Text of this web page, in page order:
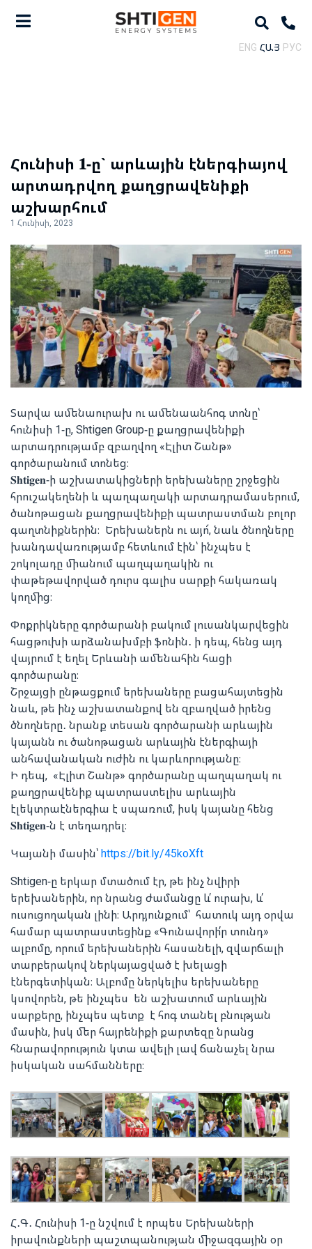
ENG ՀԱՅ РУС
Հունիսի 𝟏-ը` արևային էներգիայով
արտադրվող քաղցրավենիքի
աշխարհում
1 Հունիսի, 2023
Տարվա ամենաուրախ ու ամենաանհոգ տոնը՝
հունիսի 1-ը, Shtigen Group-ը քաղցրավենիքի
արտադրությամբ զբաղվող «Էլիտ Շանթ»
գործարանում տոնեց։
𝐒𝐡𝐭𝐢𝐠𝐞𝐧-ի աշխատակիցների երեխաները շրջեցին
հրուշակեղենի և պաղպաղակի արտադրամասերում,
ծանոթացան քաղցրավենիքի պատրաստման բոլոր
գաղտնիքներին։ Երեխաներն ու այո՜, նաև ծնողները
խանդավառությամբ հետևում էին՝ ինչպես է
շոկոլադը միանում պաղպաղակին ու
փաթեթավորված դուրս գալիս սարքի հակառակ
կողմից։
Փոքրիկները գործարանի բակում լուսանկարվեցին
հացթուխի արձանախմբի ֆոնին․ ի դեպ, հենց այդ
վայրում է եղել Երևանի ամենահին հացի
գործարանը։
Շրջայցի ընթացքում երեխաները բացահայտեցին
նաև, թե ինչ աշխատանքով են զբաղված իրենց
ծնողները․ նրանք տեսան գործարանի արևային
կայանն ու ծանոթացան արևային էներգիայի
անհավանական ուժին ու կարևորությանը։
Ի դեպ, «Էլիտ Շանթ» գործարանը պաղպաղակ ու
քաղցրավենիք պատրաստելիս արևային
էլեկտրաէներգիա է սպառում, իսկ կայանը հենց
𝐒𝐡𝐭𝐢𝐠𝐞𝐧-ն է տեղադրել։
Կայանի մասին՝https://bit.ly/45koXft
Shtigen-ը երկար մտածում էր, թե ինչ նվիրի
երեխաներին, որ նրանց ժամանցը և՛ ուրախ, և՛
ուսուցողական լինի։ Արդյունքում՝ հատուկ այդ օրվա
համար պատրաստեցինք «Գունավորի՛ր տունդ»
ալբոմը, որում երեխաներին հասանելի, զվարճալի
տարբերակով ներկայացված է խելացի
էներգետիկան։ Ալբոմը ներկելիս երեխաները
կսովորեն, թե ինչպես են աշխատում արևային
սարքերը, ինչպես պետք է հոգ տանել բնության
մասին, իսկ մեր հայրենիքի քարտեզը նրանց
հնարավորություն կտա ավելի լավ ճանաչել նրա
իսկական սահմանները։
Հ․Գ․ Հունիսի 1-ը նշվում է որպես Երեխաների
իրավունքների պաշտպանության միջազգային օր